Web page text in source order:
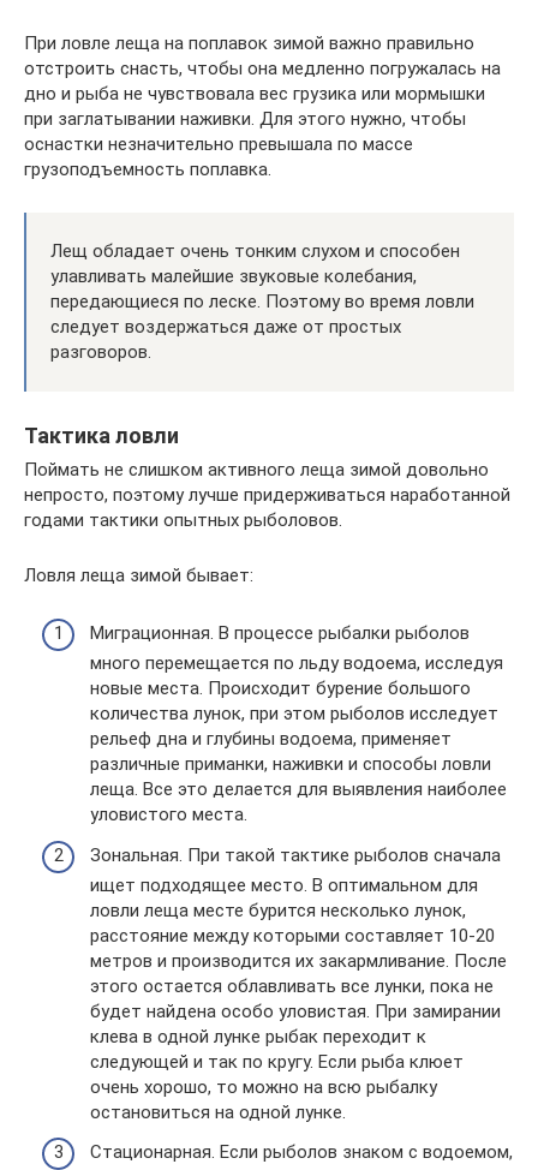
При ловле леща на поплавок зимой важно правильно
отстроить снасть, чтобы она медленно погружалась на
дно и рыба не чувствовала вес грузика или мормышки
при заглатывании наживки. Для этого нужно, чтобы
оснастки незначительно превышала по массе
грузоподъемность поплавка.
Лещ обладает очень тонким слухом и способен
улавливать малейшие звуковые колебания,
передающиеся по леске. Поэтому во время ловли
следует воздержаться даже от простых
разговоров.
Тактика ловли
Поймать не слишком активного леща зимой довольно
непросто, поэтому лучше придерживаться наработанной
годами тактики опытных рыболовов.
Ловля леща зимой бывает:
Миграционная. В процессе рыбалки рыболов
много перемещается по льду водоема, исследуя
новые места. Происходит бурение большого
количества лунок, при этом рыболов исследует
рельеф дна и глубины водоема, применяет
различные приманки, наживки и способы ловли
леща. Все это делается для выявления наиболее
уловистого места.
Зональная. При такой тактике рыболов сначала
ищет подходящее место. В оптимальном для
ловли леща месте бурится несколько лунок,
расстояние между которыми составляет 10-20
метров и производится их закармливание. После
этого остается облавливать все лунки, пока не
будет найдена особо уловистая. При замирании
клева в одной лунке рыбак переходит к
следующей и так по кругу. Если рыба клюет
очень хорошо, то можно на всю рыбалку
остановиться на одной лунке.
Стационарная. Если рыболов знаком с водоемом,